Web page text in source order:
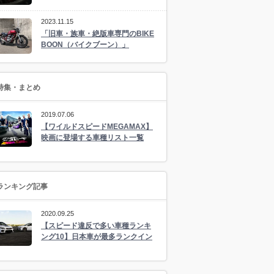
2023.11.15
「旧車・族車・絶版車専門のBIKE
BOON（バイクブーン）」
集・まとめ
2019.07.06
【ワイルドスピードMEGAMAX】
映画に登場する車種リスト一覧
ンキング記事
2020.09.25
【スピード違反で多い車種ランキ
ング10】日本車が最多ランクイン